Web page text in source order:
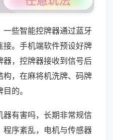
些智能控牌器通过蓝牙
接。手机端软件预设好牌
器，控牌器接收到信号后
，在麻将机洗牌、码牌
的。
器有害吗，长期非常规信
程序紊乱，电机与传感器